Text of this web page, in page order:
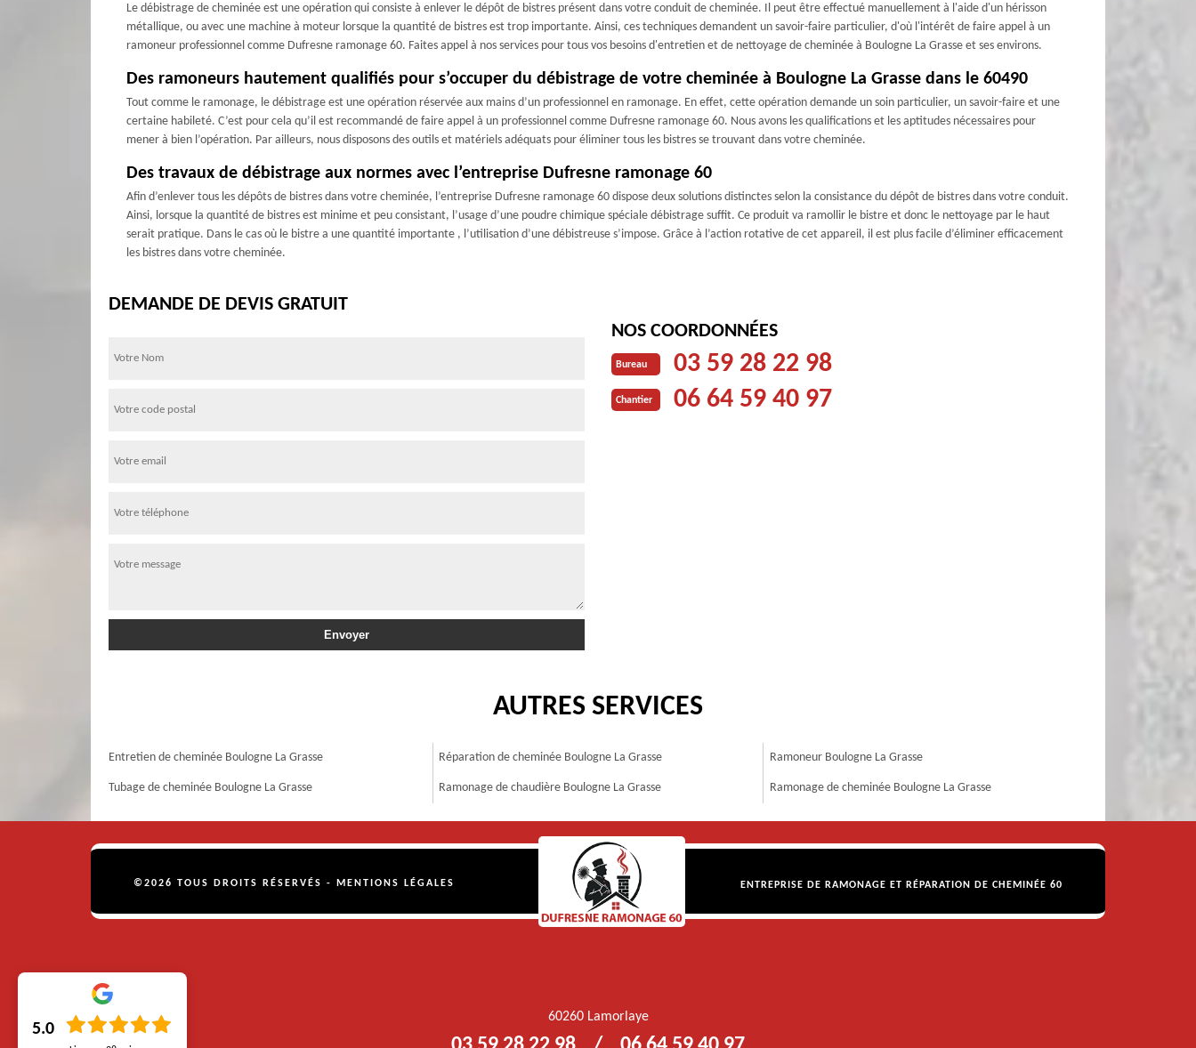
Le débistrage de cheminée est une opération qui consiste à enlever le dépôt de bistres présent dans votre conduit de cheminée. Il peut être effectué manuellement à l'aide d'un hérisson
métallique, ou avec une machine à moteur lorsque la quantité de bistres est trop importante. Ainsi, ces techniques demandent un savoir-faire particulier, d'où l'intérêt de faire appel à un
ramoneur professionnel comme Dufresne ramonage 60. Faites appel à nos services pour tous vos besoins d'entretien et de nettoyage de cheminée à Boulogne La Grasse et ses environs.
Des ramoneurs hautement qualifiés pour s’occuper du débistrage de votre cheminée à Boulogne La Grasse dans le 60490
Tout comme le ramonage, le débistrage est une opération réservée aux mains d’un professionnel en ramonage. En effet, cette opération demande un soin particulier, un savoir-faire et une
certaine habileté. C’est pour cela qu’il est recommandé de faire appel à un professionnel comme Dufresne ramonage 60. Nous avons les qualifications et les aptitudes nécessaires pour
mener à bien l’opération. Par ailleurs, nous disposons des outils et matériels adéquats pour éliminer tous les bistres se trouvant dans votre cheminée.
Des travaux de débistrage aux normes avec l’entreprise Dufresne ramonage 60
Afin d’enlever tous les dépôts de bistres dans votre cheminée, l’entreprise Dufresne ramonage 60 dispose deux solutions distinctes selon la consistance du dépôt de bistres dans votre conduit.
Ainsi, lorsque la quantité de bistres est minime et peu consistant, l’usage d’une poudre chimique spéciale débistrage suffit. Ce produit va ramollir le bistre et donc le nettoyage par le haut
serait pratique. Dans le cas où le bistre a une quantité importante , l’utilisation d’une débistreuse s’impose. Grâce à l’action rotative de cet appareil, il est plus facile d’éliminer efficacement
les bistres dans votre cheminée.
DEMANDE DE DEVIS GRATUIT
NOS COORDONNÉES
Bureau 03 59 28 22 98
Chantier 06 64 59 40 97
AUTRES SERVICES
Entretien de cheminée Boulogne La Grasse
Tubage de cheminée Boulogne La Grasse
Réparation de cheminée Boulogne La Grasse
Ramonage de chaudière Boulogne La Grasse
Ramoneur Boulogne La Grasse
Ramonage de cheminée Boulogne La Grasse
©2026 TOUS DROITS RÉSERVÉS - MENTIONS LÉGALES ENTREPRISE DE RAMONAGE ET RÉPARATION DE CHEMINÉE 60
60260 Lamorlaye
5.0